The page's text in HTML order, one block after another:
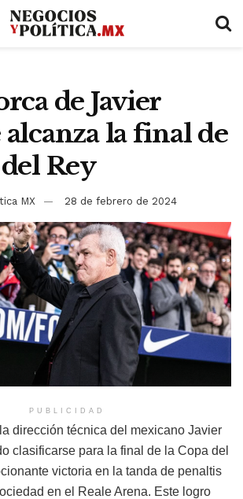
de Javier
la final de
Rey
MX 28 de febrero de 2024
PUBLICIDAD
dirección técnica del mexicano Javier
clasificarse para la final de la Copa del
victoria en la tanda de penaltis
en el Reale Arena. Este logro